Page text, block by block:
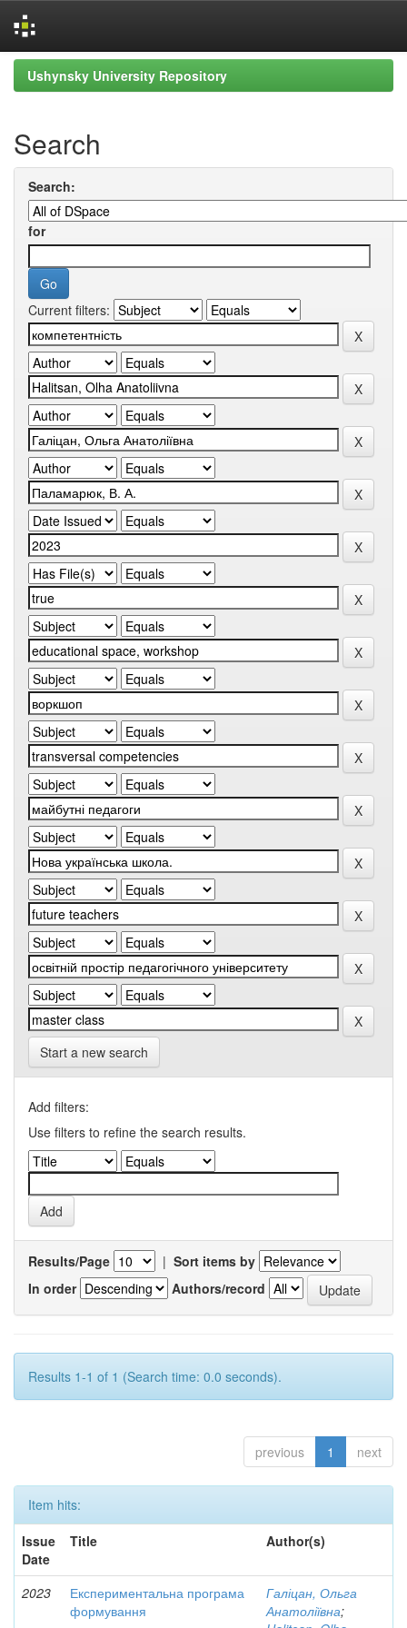
Skip
navigation
Ushynsky University Repository
Search
Search:
for
Current filters:
Start a new search
Add filters:
Use filters to refine the search results.
Results/Page | Sort items by
In order
Authors/record
Results 1-1 of 1 (Search time: 0.0 seconds).
previous 1 next
Item hits:
Issue
Date
Title Author(s)
2023
Експериментальна програма
формування
Галіцан, Ольга
Анатоліївна;